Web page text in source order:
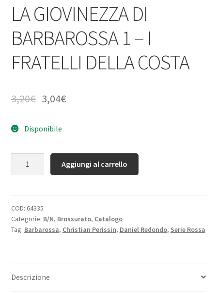
LA GIOVINEZZA DI
BARBAROSSA 1 – I
FRATELLI DELLA COSTA
3,20€ 3,04€
Disponibile
Aggiungi al carrello
COD: 64335
Categorie: B/N, Brossurato, Catalogo
Tag: Barbarossa, Christian Perissin, Daniel Redondo, Serie Rossa
Descrizione